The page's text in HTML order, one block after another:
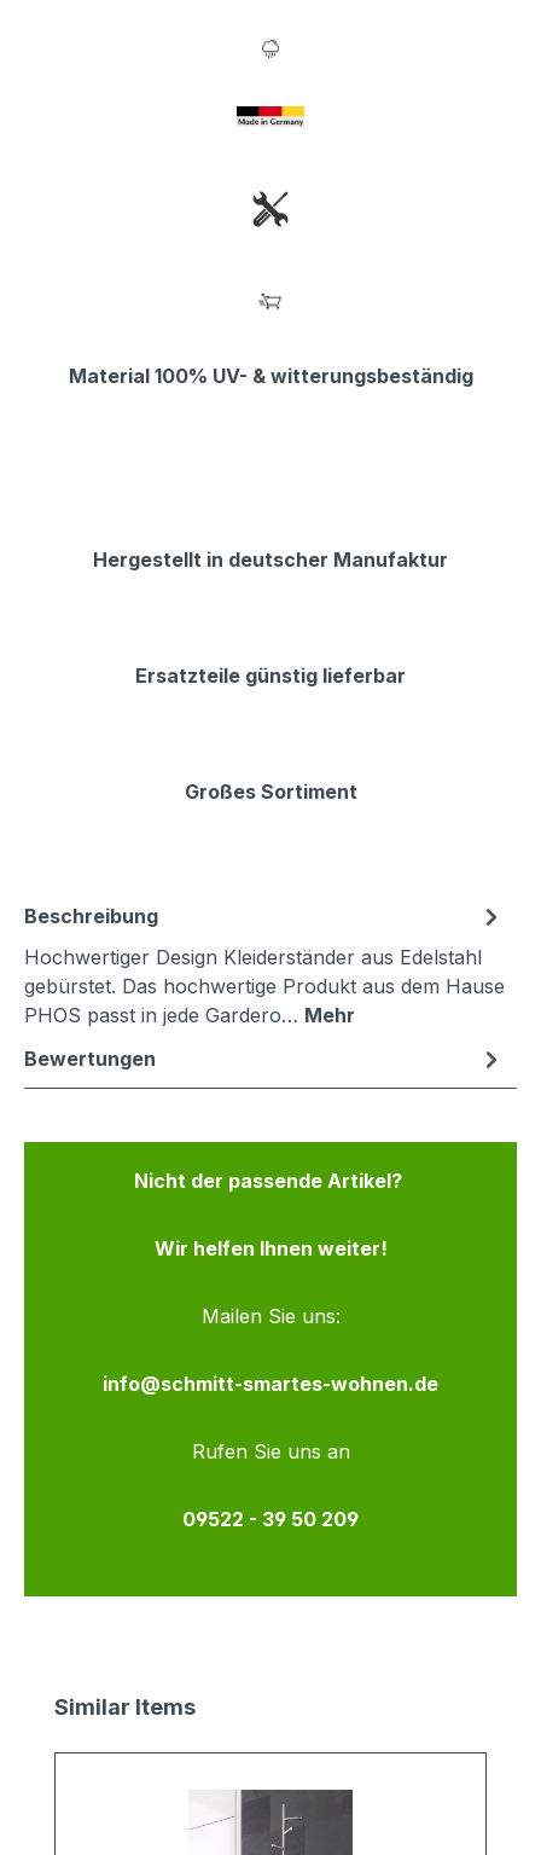
Material 100% UV- & witterungsbeständig
Hergestellt in deutscher Manufaktur
Ersatzteile günstig lieferbar
Großes Sortiment
Beschreibung
Hochwertiger Design Kleiderständer aus Edelstahl
gebürstet. Das hochwertige Produkt aus dem Hause
PHOS passt in jede Gardero… Mehr
Bewertungen
Nicht der passende Artikel?
Wir helfen Ihnen weiter!
Mailen Sie uns:
info@schmitt-smartes-wohnen.de
Rufen Sie uns an
09522 - 39 50 209
Produktgalerie überspringen
Similar Items